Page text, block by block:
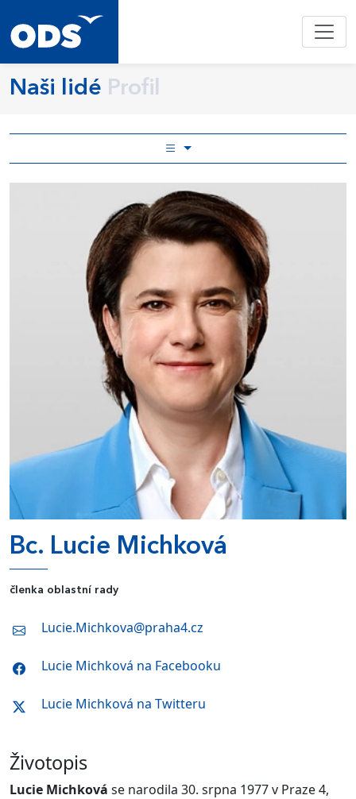
Naši lidé Profil
Bc. Lucie Michková
členka oblastní rady
Lucie.Michkova@praha4.cz
Lucie Michková na Facebooku
Lucie Michková na Twitteru
Životopis
Lucie Michková se narodila 30. srpna 1977 v Praze 4,